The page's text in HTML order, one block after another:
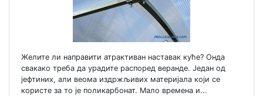
Желите ли направити атрактиван наставак куће? Онда
свакако треба да урадите распоред веранде. Један од
јефтиних, али веома издржљивих материјала који се
користе за то је поликарбонат. Мало времена и...